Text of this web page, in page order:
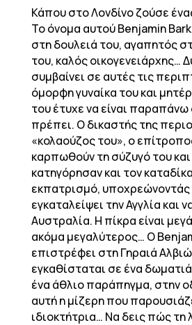
Κάπου στο Λονδίνο ζούσε
Το όνομα αυτού Benjamin
στη δουλειά του, αγαπητός
του, καλός
συμβαίνει σε αυτές τις
όμορφη γυναίκα του και
του έτυχε να είναι
πρέπει. Ο δικαστής της
«κολαούζος του», ο
καρπωθούν τη σύζυγό του και
κατηγόρησαν και τον
εκπατρισμό, υποχρεώνοντάς
εγκαταλείψει την Αγγλία και
Αυστραλία. Η πίκρα είναι
ακόμα μεγαλύτερος… Ο
επιστρέφει στη Γηραιά
εγκαθίσταται σε ένα
ένα άθλιο παράπηγμα, στην
αυτή η μίζερη που
ιδιοκτήτρια… Να δεις πώς τη